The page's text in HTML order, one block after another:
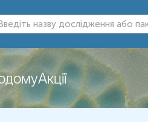
Акції